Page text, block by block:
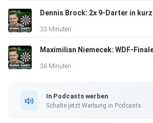
33 Minuten
36 Minuten
In Podcasts werben
Schalte jetzt Werbung in Podcasts.